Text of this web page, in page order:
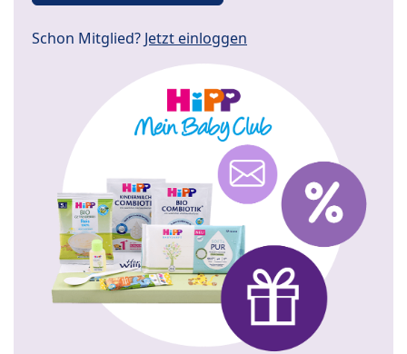
Schon Mitglied? Jetzt einloggen